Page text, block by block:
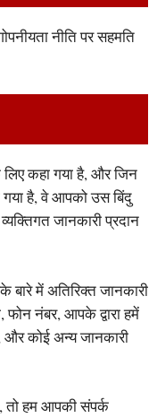
नीति पर सहमति
कहा गया है, और जिन
है, वे आपको उस बिंदु
जानकारी प्रदान
में अतिरिक्त जानकारी
नंबर, आपके द्वारा हमें
कोई अन्य जानकारी
हम आपकी संपर्क